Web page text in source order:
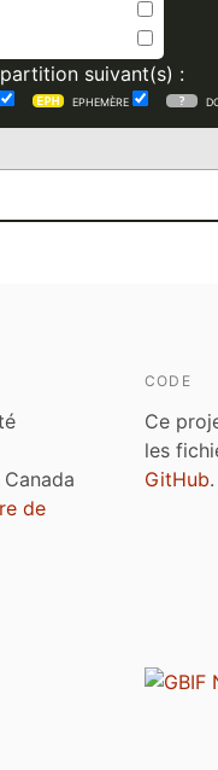
suivant(s) :
EPHEMÈRE
de
CODE
Ce
les
GitHub.